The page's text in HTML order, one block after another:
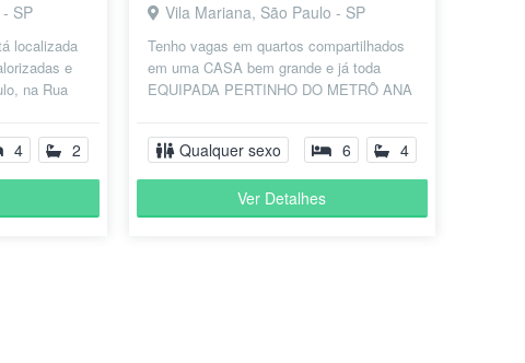
SP
localizada
e
na Rua
4 2
Vila Mariana, São Paulo - SP
Tenho vagas em quartos compartilhados
em uma CASA bem grande e já toda
EQUIPADA PERTINHO DO METRÔ ANA
AV PAULISTA)...
Qualquer sexo 6 4
Ver Detalhes